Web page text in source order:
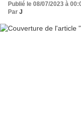
Publié le 08/07/2023 à
Par J